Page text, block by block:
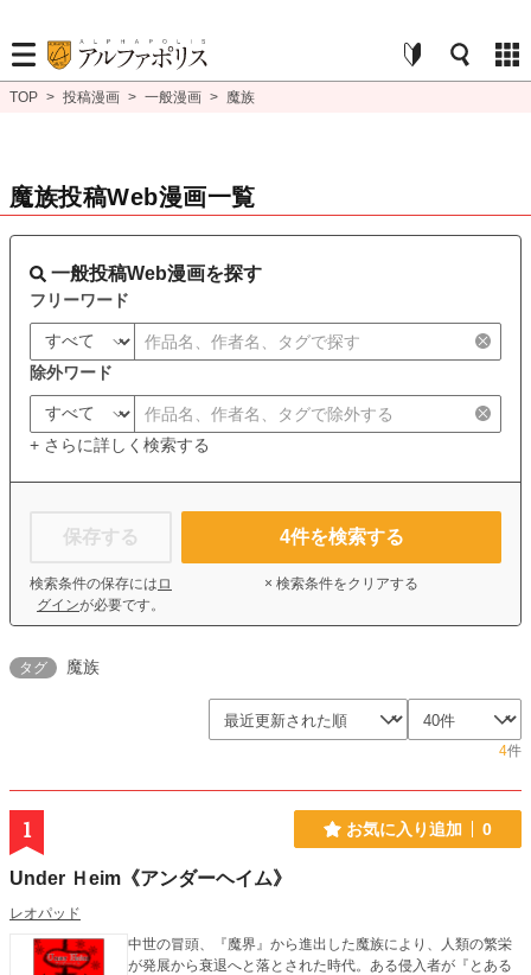
TOP > 投稿漫画 > 一般漫画 > 魔族
魔族投稿Web漫画一覧
一般投稿Web漫画を探す
フリーワード
除外ワード
+ さらに詳しく検索する
保存する
検索条件の保存には ロ
グインが必要です。
4件を検索する
× 検索条件をクリアする
タグ 魔族
4件
1 お気に入り追加 0
Under Ｈeim《アンダーヘイム》
レオパッド
中世の冒頭、『魔界』から進出した魔族により、人類の繁栄
が発展から衰退へと落とされた時代。ある侵入者が『とある